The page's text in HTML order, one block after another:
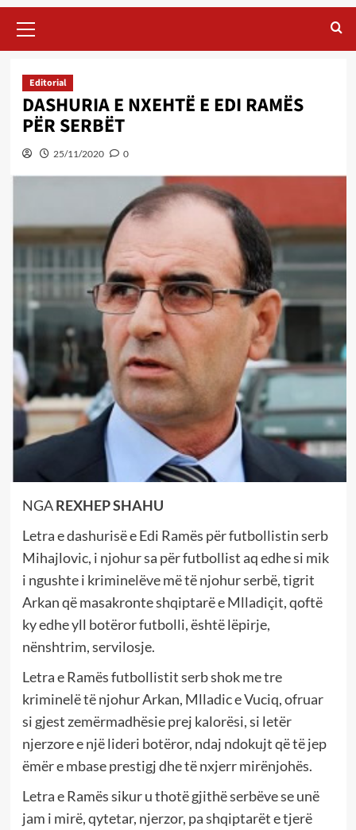
Menu
Editorial
DASHURIA E NXEHTË E EDI RAMËS
PËR SERBËT
25/11/2020 0
NGA REXHEP SHAHU
Letra e dashurisë e Edi Ramës për futbollistin serb
Mihajlovic, i njohur sa për futbollist aq edhe si mik
i ngushte i kriminelëve më të njohur serbë, tigrit
Arkan që masakronte shqiptarë e Mlladiçit, qoftë
ky edhe yll botëror futbolli, është lëpirje,
nënshtrim, servilosje.
Letra e Ramës futbollistit serb shok me tre
kriminelë të njohur Arkan, Mlladic e Vuciq, ofruar
si gjest zemërmadhësie prej kalorësi, si letër
njerzore e një lideri botëror, ndaj ndokujt që të jep
ëmër e mbase prestigj dhe të nxjerr mirënjohës.
Letra e Ramës sikur u thotë gjithë serbëve se unë
jam i mirë, qytetar, njerzor, pa shqiptarët e tjerë